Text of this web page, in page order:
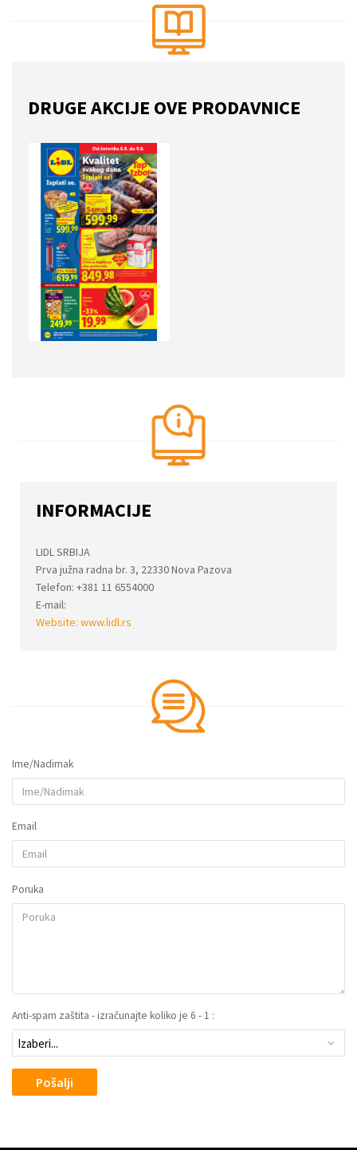
DRUGE AKCIJE OVE PRODAVNICE
INFORMACIJE
LIDL SRBIJA
Prva južna radna br. 3, 22330 Nova Pazova
Telefon: +381 11 6554000
E-mail:
Website: www.lidl.rs
Ime/Nadimak
Email
Poruka
Anti-spam zaštita - izračunajte koliko je 6 - 1 :
Pošalji